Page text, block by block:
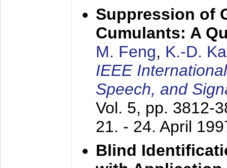
Suppression of
Cumulants: A
M. Feng, K.-D.
IEEE
Speech, and
Vol. 5, pp. 3812-
21. - 24. April
Blind